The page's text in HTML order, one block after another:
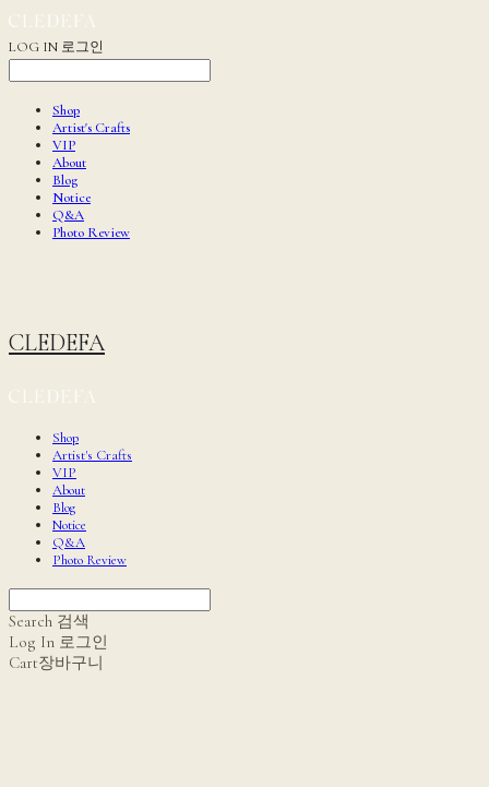
LOG IN 로그인
Shop
Artist's Crafts
VIP
About
Blog
Notice
Q&A
Photo Review
CLEDEFA
Shop
Artist's Crafts
VIP
About
Blog
Notice
Q&A
Photo Review
Search 검색
Log In 로그인
Cart장바구니